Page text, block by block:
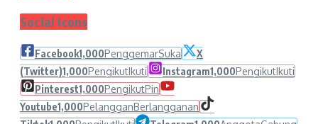
Social Icons
Facebook1,000PenggemarSuka
X
(Twitter)1,000PengikutIkuti Instagram1,000PengikutIkuti
Pinterest1,000PengikutPin
Youtube1,000PelangganBerlangganan